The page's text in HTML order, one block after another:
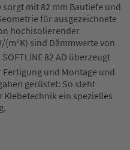
sorgt mit 82 mm Bautiefe und
für ausgezeichnete
hochisolierender
(m²K) sind Dämmwerte von
82 AD überzeugt
und Montage und
gerüstet: So steht
Klebetechnik ein spezielles